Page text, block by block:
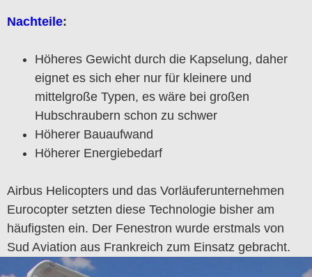
Nachteile:
Höheres Gewicht durch die Kapselung, daher
eignet es sich eher nur für kleinere und
mittelgroße Typen, es wäre bei großen
Hubschraubern schon zu schwer
Höherer Bauaufwand
Höherer Energiebedarf
Airbus Helicopters und das Vorläuferunternehmen
Eurocopter setzten diese Technologie bisher am
häufigsten ein. Der Fenestron wurde erstmals von
Sud Aviation aus Frankreich zum Einsatz gebracht.